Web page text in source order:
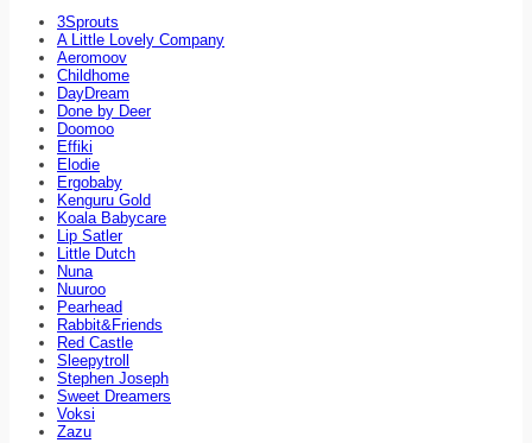
3Sprouts
A Little Lovely Company
Aeromoov
Childhome
DayDream
Done by Deer
Doomoo
Effiki
Elodie
Ergobaby
Kenguru Gold
Koala Babycare
Lip Satler
Little Dutch
Nuna
Nuuroo
Pearhead
Rabbit&Friends
Red Castle
Sleepytroll
Stephen Joseph
Sweet Dreamers
Voksi
Zazu